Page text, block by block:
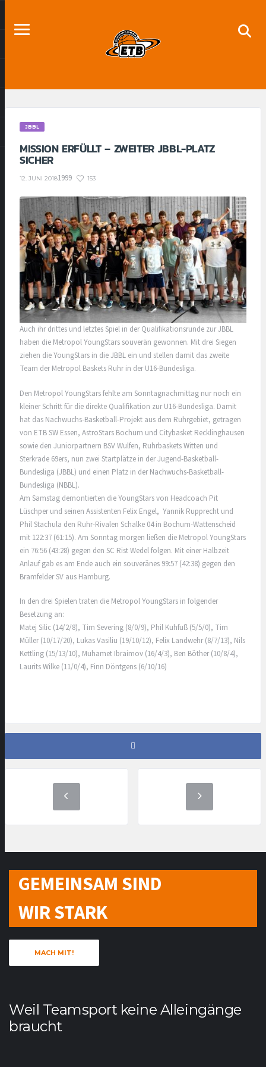
JBBL
MISSION ERFÜLLT – ZWEITER JBBL-PLATZ
SICHER
12. JUNI 20181999 153
Auch ihr drittes und letztes Spiel in der Qualifikationsrunde zur JBBL
haben die Metropol YoungStars souverän gewonnen. Mit drei Siegen
ziehen die YoungStars in die JBBL ein und stellen damit das zweite
Team der Metropol Baskets Ruhr in der U16-Bundesliga.
Den Metropol YoungStars fehlte am Sonntagnachmittag nur noch ein
kleiner Schritt für die direkte Qualifikation zur U16-Bundesliga. Damit
hat das Nachwuchs-Basketball-Projekt aus dem Ruhrgebiet, getragen
von ETB SW Essen, AstroStars Bochum und Citybasket Recklinghausen
sowie den Juniorpartnern BSV Wulfen, Ruhrbaskets Witten und
Sterkrade 69ers, nun zwei Startplätze in der Jugend-Basketball-
Bundesliga (JBBL) und einen Platz in der Nachwuchs-Basketball-
Bundesliga (NBBL).
Am Samstag demontierten die YoungStars von Headcoach Pit
Lüschper und seinen Assistenten Felix Engel, Yannik Rupprecht und
Phil Stachula den Ruhr-Rivalen Schalke 04 in Bochum-Wattenscheid
mit 122:37 (61:15). Am Sonntag morgen ließen die Metropol YoungStars
ein 76:56 (43:28) gegen den SC Rist Wedel folgen. Mit einer Halbzeit
Anlauf gab es am Ende auch ein souveränes 99:57 (42:38) gegen den
Bramfelder SV aus Hamburg.
In den drei Spielen traten die Metropol YoungStars in folgender
Besetzung an:
Matej Silic (14/2/8), Tim Severing (8/0/9), Phil Kuhfuß (5/5/0), Tim
Müller (10/17/20), Lukas Vasiliu (19/10/12), Felix Landwehr (8/7/13), Nils
Kettling (15/13/10), Muhamet Ibraimov (16/4/3), Ben Böther (10/8/4),
Laurits Wilke (11/0/4), Finn Döntgens (6/10/16)
GEMEINSAM SIND
WIR STARK
MACH MIT!
Weil Teamsport keine Alleingänge
braucht